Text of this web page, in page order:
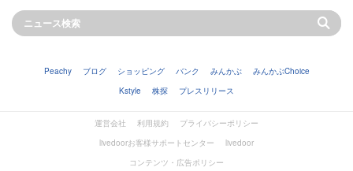
Peachy ブログ ショッピング バンク みんかぶ
みんかぶChoice
Kstyle
株探 プレスリリース
運営会社 利用規約
プライバシーポリシー
livedoorお客様サポートセンター
livedoor
コンテンツ・広告ポリシー